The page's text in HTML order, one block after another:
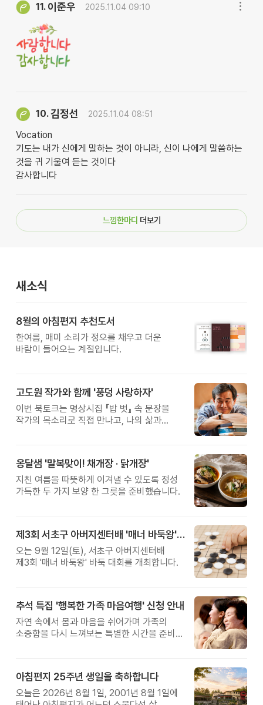
11. 이준우 2025.11.04 09:10
10.김정선 2025.11.04 08:51
Vocation
기도는 내가 신에게 말하는 것이 아니라, 신이 나에게 말씀하는
것을 귀 기울여 듣는 것이다
감사합니다
느낌한마디 더보기
새소식
8월의 아침편지 추천도서
한여름, 매미 소리가 정오를 채우고 더운
바람이 들어오는 계절입니다.
고도원 작가와 함께 '풍덩 사랑하자'
이번 북토크는 명상시집 『밥 벗』 속 문장을
작가의 목소리로 직접 만나고, 나의 삶과
옹달샘 '말복맞이! 채개장 · 닭개장'
지친 여름을 따뜻하게 이겨낼 수 있도록 정성
가득한 두 가지 보양 한 그릇을 준비했습니다.
제3회 서초구 아버지센터배 '매너 바둑왕' 대회
오는 9월 12일(토), 서초구 아버지센터배
제3회 '매너 바둑왕' 바둑 대회를 개최합니다.
추석 특집 '행복한 가족 마음여행' 신청 안내
자연 속에서 몸과 마음을 쉬어가며 가족의
소중함을 다시 느껴보는 특별한 시간을 준비해
아침편지 25주년 생일을 축하합니다
오늘은 2026년 8월 1일, 2001년 8월 1일에